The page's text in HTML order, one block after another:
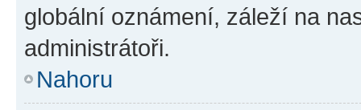
globální oznámení, záleží na
administrátoři.
Nahoru